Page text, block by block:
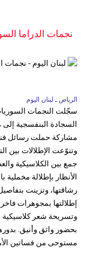
نجمات الدراما
الرياض ـ لبنان اليوم
السجادة البنفسجية إلى
مشاركة حملت رسائل
وتنوّعت الإطلالات بين
جمع بين الكلاسيكية
الأنظار بإطلالة
رشاقتها، وتزينت
إطلالتها بمجوهرات
وتسريحة شعر كلاسيكية
بحضور واثق وأنيق.
مستوحى من فساتين